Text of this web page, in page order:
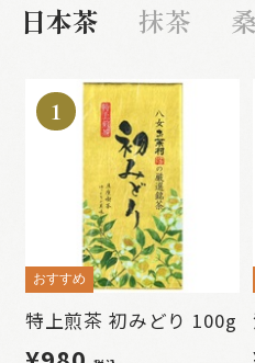
日本茶 抹茶
1
おすすめ
特上煎茶 初みどり 100g